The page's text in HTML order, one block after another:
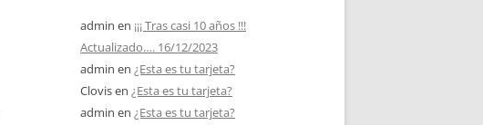
admin en ¡¡¡ Tras casi 10 años !!!
Actualizado…. 16/12/2023
admin en ¿Esta es tu tarjeta?
Clovisen ¿Esta es tu tarjeta?
admin en ¿Esta es tu tarjeta?